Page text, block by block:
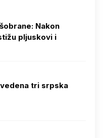
Nakon
pljuskovi i
tri srpska